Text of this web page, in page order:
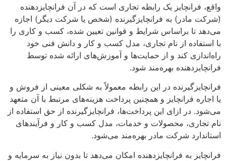
واقع، فرانچایز یک رابطه تجاری است که در آن فرانچایزدهنده
(شرکت مادر) به فرانچایزگیرنده (شخص یا شرکت دیگر) اجازه
می‌دهد تا براساس شرایط و قوانین تعیین شده، کسب و کاری را
با استفاده از نام تجاری، مدل کسب و کار و دانش فنی خود
راه‌اندازی کند و از حمایت‌ها و آموزش‌های ارائه شده توسط
فرانچایزدهنده بهره‌مند شود.
فرانچایزگیرنده در این رابطه معمولاً به شکلی معینی از فروش و
یا اجاره فرانچایز و همچنین پرداخت هزینه‌های مرتبط با آن متعهد
می‌شود. در ازای این پرداخت‌ها، فرانچایزگیرنده از حق استفاده از
نام تجاری، محصولات و خدمات، مدل کسب و کار و فرآیندهای
استاندارد شرکت مادر بهره‌مند می‌شود.
فرانچایز به فرانچایزدهنده امکان می‌دهد تا بدون نیاز به سرمایه و